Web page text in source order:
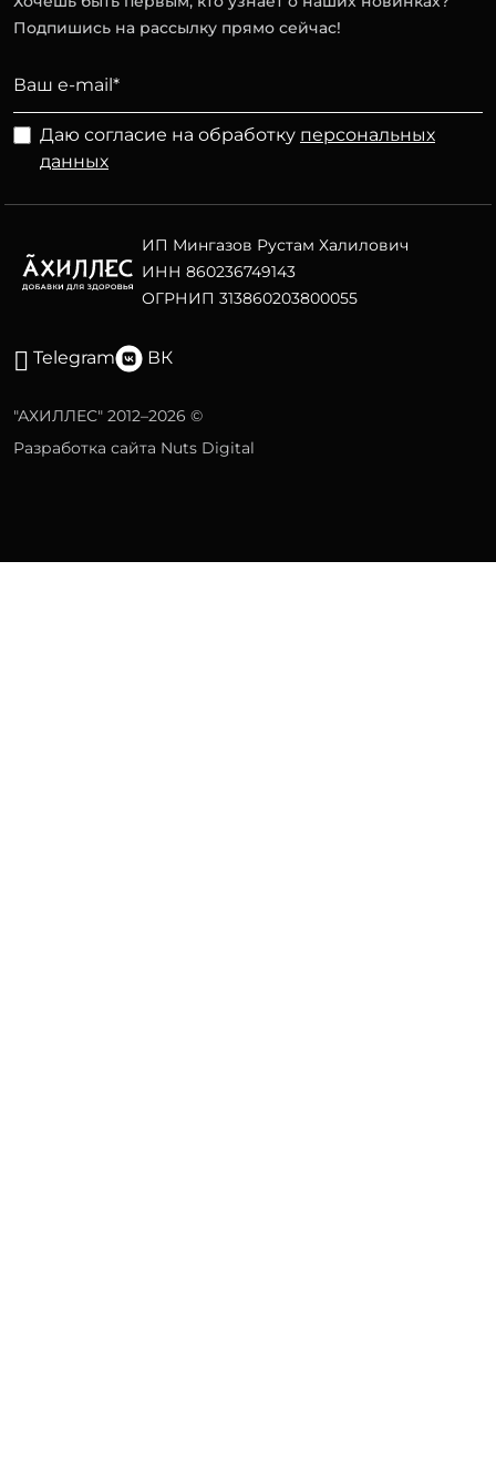
Подпишись на рассылку прямо сейчас!
Даю согласие на обработку персональных
данных
ИП Мингазов Рустам Халилович
ИНН 860236749143
ОГРНИП 313860203800055
Telegram ВК
"АХИЛЛЕС" 2012–2026 ©
Разработка сайта Nuts Digital